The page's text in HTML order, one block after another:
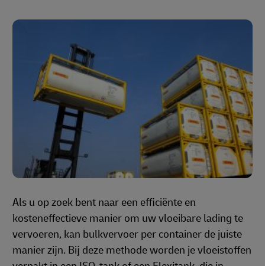
Als u op zoek bent naar een efficiënte en
kosteneffectieve manier om uw vloeibare lading te
vervoeren, kan bulkvervoer per container de juiste
manier zijn. Bij deze methode worden je vloeistoffen